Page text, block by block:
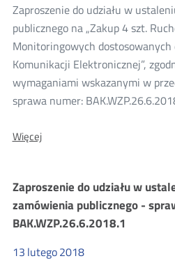
Zaproszenie do udziału w
publicznego na „Zakup 4 szt.
Monitoringowych dostosowanych
Komunikacji Elektronicznej”,
wymaganiami wskazanymi w
sprawa numer:
WięcejO:
w
ustaleniu
wartości
zamówienia
-
sprawa
Zaproszenie do udziału w
zamówienia publicznego -
BAK.WZP.26.6.2018.1
13 lutego2018